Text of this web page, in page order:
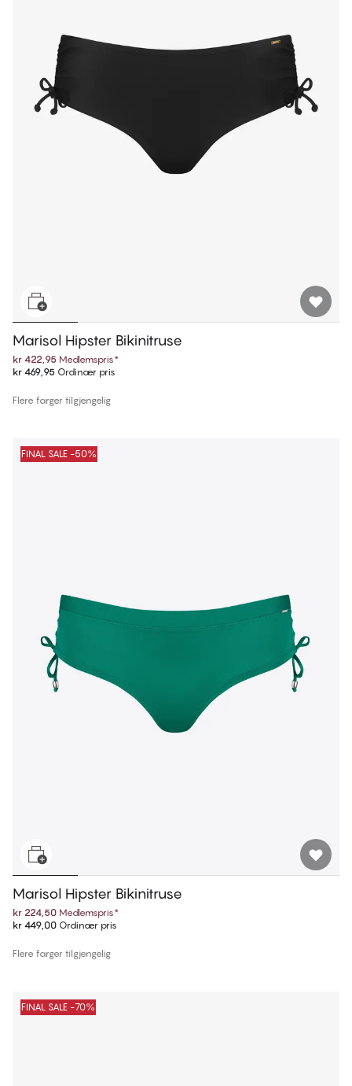
Marisol Hipster Bikinitruse
kr 422,95 Medlemspris*
kr 469,95 Ordinær pris
Flere farger tilgjengelig
FINAL SALE -50%
Marisol Hipster Bikinitruse
kr 224,50 Medlemspris*
kr 449,00 Ordinær pris
Flere farger tilgjengelig
FINAL SALE -70%